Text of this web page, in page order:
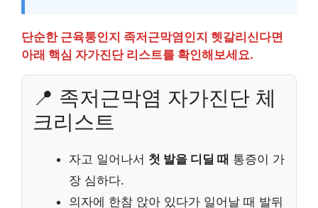
단순한 근육통인지 족저근막염인지 헷갈리신다면
아래 핵심 자가진단 리스트를 확인해보세요.
📍 족저근막염 자가진단 체
크리스트
자고 일어나서 첫 발을 디딜 때 통증이 가
장 심하다.
의자에 한참 앉아 있다가 일어날 때 발뒤